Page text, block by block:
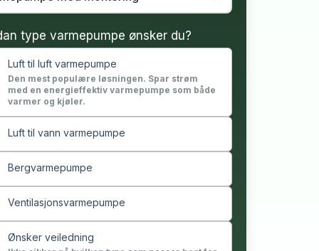
type varmepumpe ønsker du?
Luft til luft varmepumpe
Den mest populære løsningen. Spar strøm
med en energieffektiv varmepumpe som både
varmer og kjøler.
Luft til vann varmepumpe
Bergvarmepumpe
Ventilasjonsvarmepumpe
Ønsker veiledning